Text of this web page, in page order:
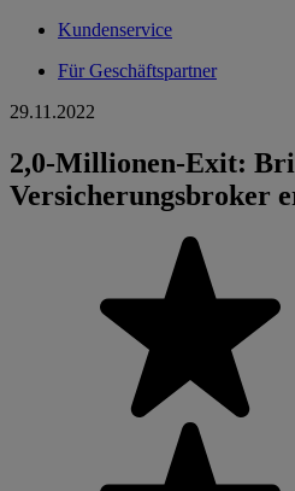
Kundenservice
Für Geschäftspartner
29.11.2022
2,0-Millionen-Exit:
Versicherungsbroker